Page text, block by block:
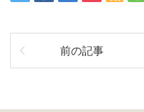
前の記事